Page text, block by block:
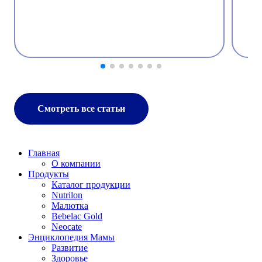
Смотреть все статьи
Главная
О компании
Продукты
Каталог продукции
Nutrilon
Малютка
Bebelac Gold
Neocate
Энциклопедия Мамы
Развитие
Здоровье